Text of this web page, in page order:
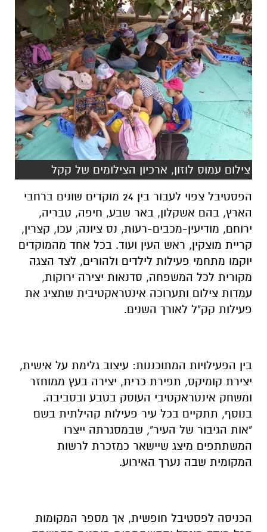
צילום עמוס לוזון, ארכיון הצילומים של קקל
הפסטיבל צפוי לעבור בין 24 מוקדים שונים ברחבי
הארץ, בהם אשקלון, באר שבע, חיפה, טבריה,
ירוחם, מודיעין-מכבים-רעות, נס ציונה, עכו, קצרין,
קריית מוצקין, ראש העין ועוד. בכל אחד מהמוקדים
יוקמו מתחמי פעילות לילדים ולהורים, לצד הצגה
מקורית לכל המשפחה, סדנאות יצירה ירוקות,
עמדות צילום ותערוכה אינטראקטיבית שתציג את
פעילות קק"ל לאורך השנים.
בין הפעילויות המתוכננות: עיצוב גלימת על אישית,
יצירת קומיקס, תפירת כרית, יצירה בעץ ממוחזר
ומשחק אינטראקטיבי העוסק בטבע ובסביבה.
בנוסף, תתקיים בכל עיר פעילות קהילתית בשם
"אות הגיבור של העיר", שבמסגרתה ייצרו
המשתתפים מיצג שיישאר כמזכרת לרשות
המקומית שבה נערך האירוע.
הכניסה לפסטיבל חופשית, אך מספר המקומות